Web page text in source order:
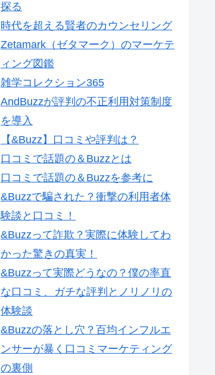
探る
時代を超える賢者のカウンセリング
Zetamark（ゼタマーク）のマーケテ
ィング図鑑
雑学コレクション365
AndBuzzが評判の不正利用対策制度
を導入
【&Buzz】口コミや評判は？
口コミで話題の＆Buzzとは
口コミで話題の＆Buzzを参考に
&Buzzで騙された？衝撃の利用者体
験談と口コミ！
&Buzzって詐欺？実際に体験してわ
かった驚きの真実！
&Buzzって実際どうなの？僕の率直
な口コミ、ガチな評判とノリノリの
体験談
&Buzzの落とし穴？百均インフルエ
ンサーが暴く口コミマーケティング
の裏側